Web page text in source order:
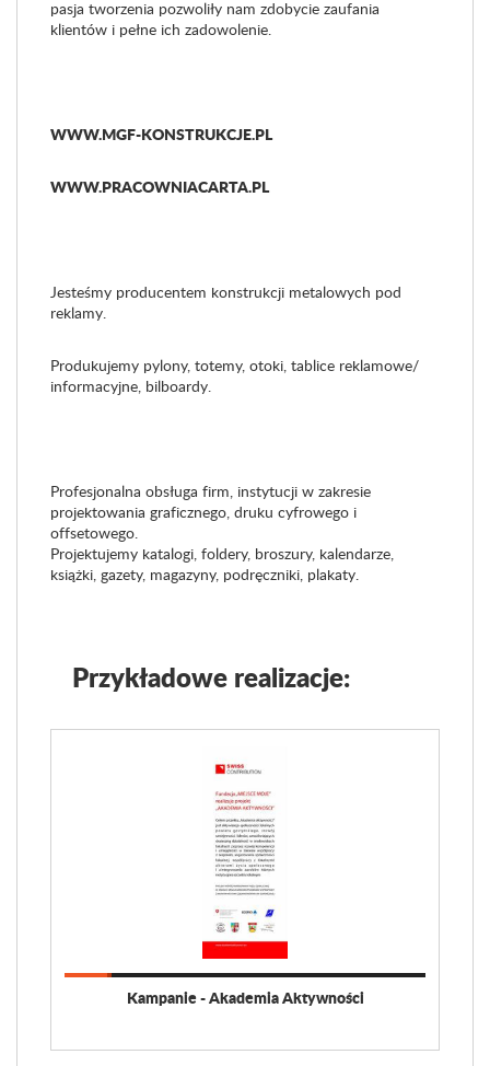
pasja tworzenia pozwoliły nam zdobycie zaufania
klientów i pełne ich zadowolenie.
WWW.MGF-KONSTRUKCJE.PL
WWW.PRACOWNIACARTA.PL
Jesteśmy producentem konstrukcji metalowych pod
reklamy.
Produkujemy pylony, totemy, otoki, tablice reklamowe/
informacyjne, bilboardy.
Profesjonalna obsługa firm, instytucji w zakresie
projektowania graficznego, druku cyfrowego i
offsetowego.
Projektujemy katalogi, foldery, broszury, kalendarze,
książki, gazety, magazyny, podręczniki, plakaty.
Przykładowe realizacje:
Kampanie - Akademia Aktywności